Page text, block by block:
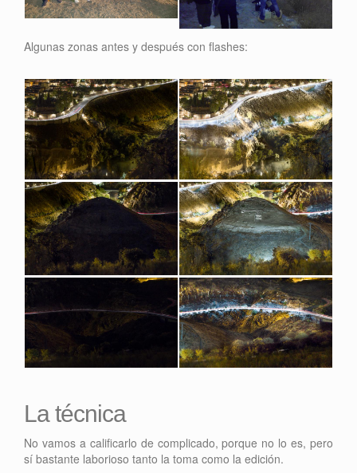
Algunas zonas antes y después con flashes:
La técnica
No vamos a calificarlo de complicado, porque no lo es, pero
sí bastante laborioso tanto la toma como la edición.